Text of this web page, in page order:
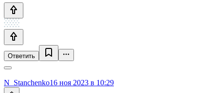
Ответить
N_Stanchenko16 ноя 2023 в 10:29